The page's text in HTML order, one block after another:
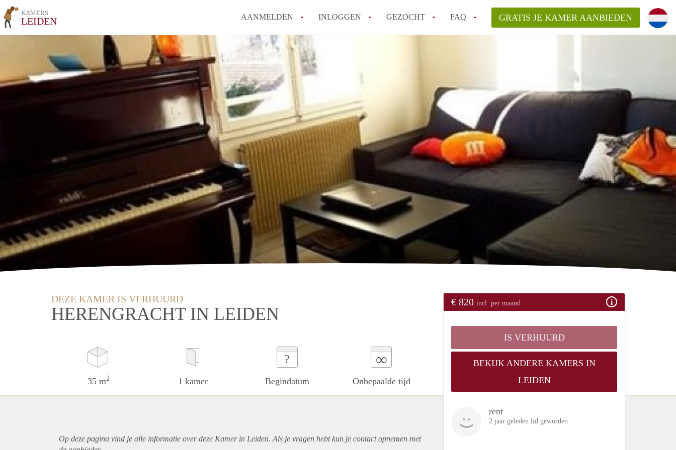
KAMERS
LEIDEN AANMELDEN INLOGGEN GEZOCHT FAQ
Wat is de privacyverklaring van KamersLeiden?
Berekent KamersLeiden makelaarsvergoeding/bemiddelingsvergoeding?
Alle veelgestelde vragen
GRATIS JE KAMER AANBIEDEN
DEZE KAMER IS VERHUURD
HERENGRACHT IN LEIDEN
35 m2 1 kamer
?
Begindatum
∞
Onbepaalde tijd
€ 820 incl. per maand
IS VERHUURD
BEKIJK ANDERE KAMERS IN
LEIDEN
rent
2 jaar geleden lid geworden
Op deze pagina vind je alle informatie over deze Kamer in Leiden. Als je vragen hebt kun je contact opnemen met